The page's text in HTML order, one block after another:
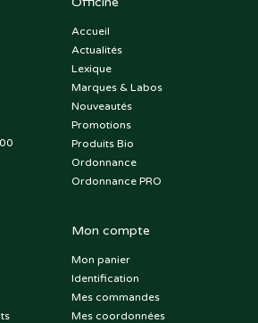
Accueil
Actualités
Lexique
Marques & Labos
Nouveautés
Promotions
Produits Bio
Ordonnance
Ordonnance PRO
Mon compte
Mon panier
Identification
Mes commandes
Mes coordonnées